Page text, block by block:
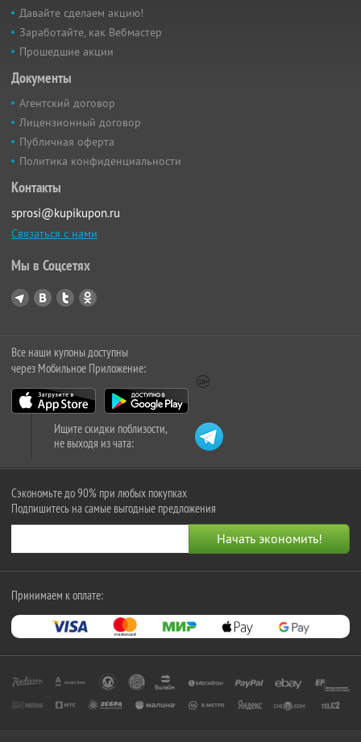
Давайте сделаем акцию!
Заработайте, как Вебмастер
Прошедшие акции
Документы
Агентский договор
Лицензионный договор
Публичная оферта
Политика конфиденциальности
Контакты
sprosi@kupikupon.ru
Связаться с нами
Мы в Соцсетях
Все наши купоны доступны
через Мобильное Приложение:
Ищите скидки поблизости,
не выходя из чата:
Сэкономьте до 90% при любых покупках
Подпишитесь на самые выгодные предложения
Принимаем к оплате: